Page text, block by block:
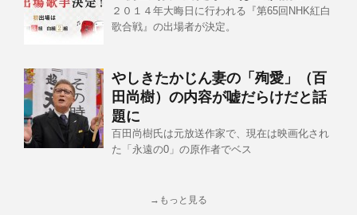
２０１４年大晦日に行われる『第65回NHK紅白
歌合戦』の出場者が決定。
やしきたかじん妻の「殉愛」（百
田尚樹）の内容が嘘だらけだと話
題に
百田尚樹氏は元放送作家で、現在は映画化され
た「永遠の0」の原作者でベス
→もっと見る